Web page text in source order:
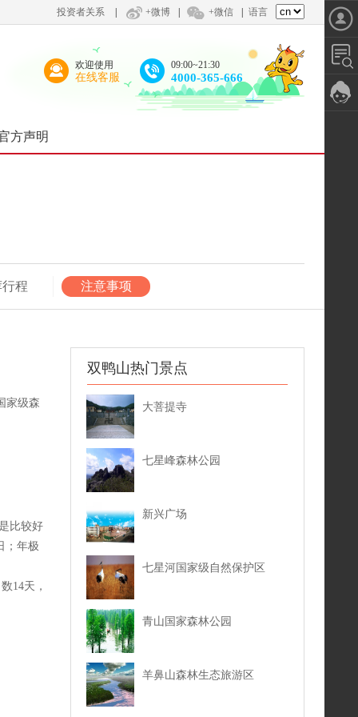
投资者关系 +微博 +微信 语言
欢迎使用
在线客服
09:00~21:30
4000-365-666
方声明
程 注意事项
家级森
比较好
；年极
14天，
双鸭山热门景点
大菩提寺
七星峰森林公园
新兴广场
七星河国家级自然保护区
青山国家森林公园
羊鼻山森林生态旅游区